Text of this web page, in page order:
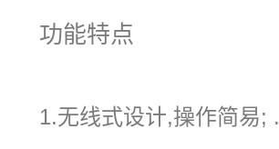
功能特点
1.无线式设计,操作简易; .